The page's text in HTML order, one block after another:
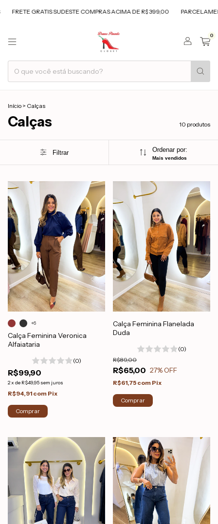
GRATIS SUDESTE COMPRAS ACIMA DE R$ 399,00 PARCELAMENTO EM
0
Início > Calças
Calças 10 produtos
Filtrar Ordenar por:
Mais vendidos
Calça Feminina Veronica
Alfaiataria
(0)
R$99,90
2x de R$49,95 sem juros
R$94,91 com Pix
+6
Comprar
Calça Feminina Flanelada
Duda
(0)
R$65,00
R$89,00
27% OFF
R$61,75 com Pix
Comprar